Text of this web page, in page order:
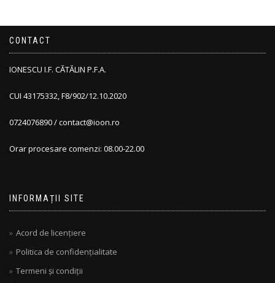
CONTACT
IONESCU I.F. CĂTĂLIN P.F.A.
CUI 43175332, F8/902/12.10.2020
0724076890 / contact@ioon.ro
Orar procesare comenzi: 08.00-22.00
INFORMAȚII SITE
Acord de licențiere
Politica de confidențialitate
Termeni și condiții